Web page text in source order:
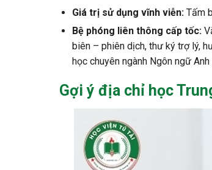
Giá trị sử dụng vĩnh viễn:Tấm
Bệ phóng liên thông cấp tốc:
biên – phiên dịch, thư ký trợ lý,
học chuyên ngành Ngôn ngữ
Gợi ý địa chỉ học